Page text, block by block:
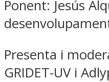
Ponent: Jesús
Presenta i
GRIDET-UV i